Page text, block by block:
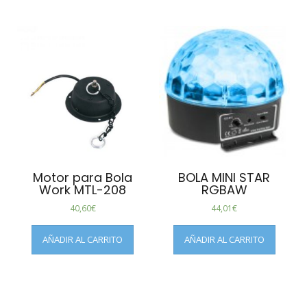
Motor para Bola
Work MTL-208
40,60€
AÑADIR AL CARRITO
BOLA MINI STAR
RGBAW
44,01€
AÑADIR AL CARRITO